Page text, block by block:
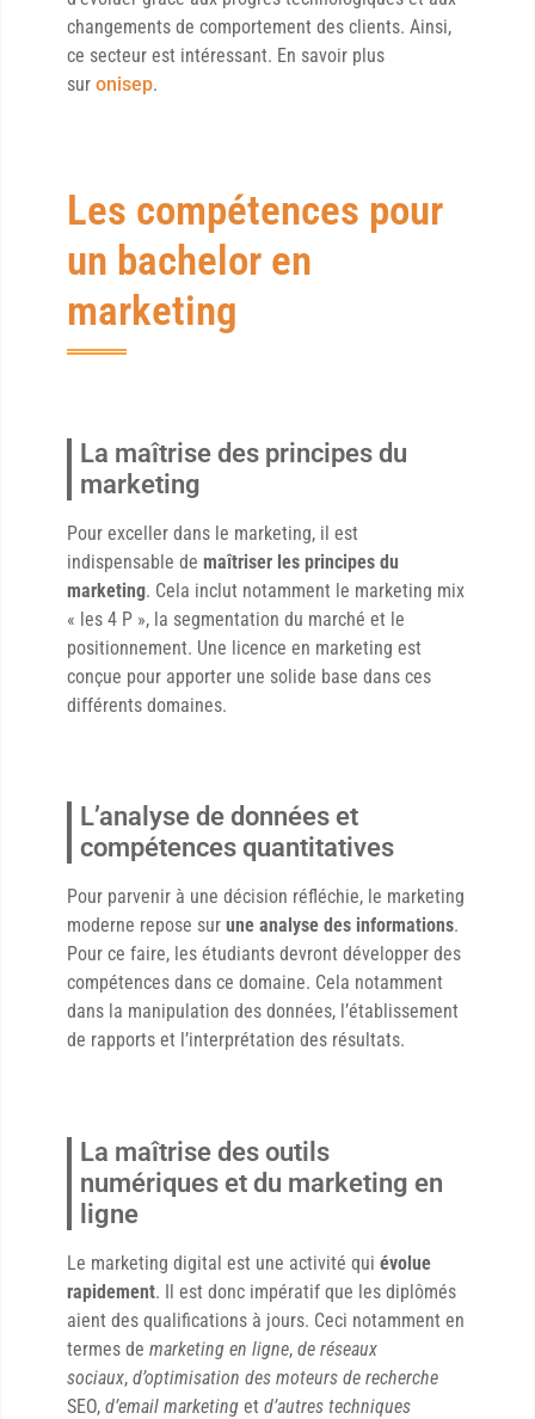
changements de comportement des clients. Ainsi,
ce secteur est intéressant. En savoir plus
sur onisep.
Les compétences pour
un bachelor en
marketing
La maîtrise des principes du
marketing
Pour exceller dans le marketing, il est
indispensable de maîtriser les principes du
marketing. Cela inclut notamment le marketing mix
« les 4 P », la segmentation du marché et le
positionnement. Une licence en marketing est
conçue pour apporter une solide base dans ces
différents domaines.
L’analyse de données et
compétences quantitatives
Pour parvenir à une décision réfléchie, le marketing
moderne repose sur une analyse des informations.
Pour ce faire, les étudiants devront développer des
compétences dans ce domaine. Cela notamment
dans la manipulation des données, l’établissement
de rapports et l’interprétation des résultats.
La maîtrise des outils
numériques et du marketing en
ligne
Le marketing digital est une activité qui évolue
rapidement. Il est donc impératif que les diplômés
aient des qualifications à jours. Ceci notamment en
termes de marketing en ligne, de réseaux
sociaux, d’optimisation des moteurs de recherche
SEO, d’email marketing et d’autres techniques